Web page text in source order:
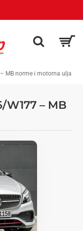
W177 – MB
MB norme i motorna ulja